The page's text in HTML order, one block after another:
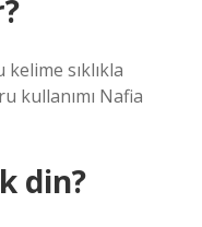
sıklıkla
kullanımı Nafia
din?